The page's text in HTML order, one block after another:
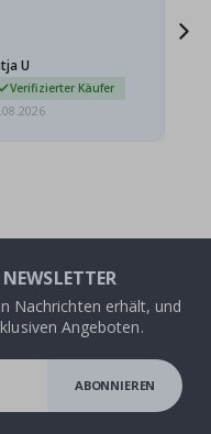
U
Verifizierter Käufer
Nachrichten erhält, und
Angeboten.
ABONNIEREN